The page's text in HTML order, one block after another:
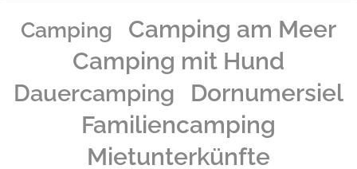
Camping
Camping am Meer
Camping mit Hund
Dauercamping
Dornumersiel
Familiencamping
Mietunterkünfte